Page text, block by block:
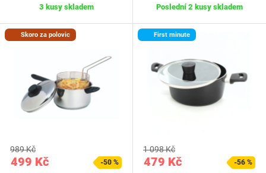
3 kusy skladem Poslední 2 kusy skladem
Skoro za polovic
499 Kč
989 Kč
-50 %
First minute
479 Kč
1 098 Kč
-56 %